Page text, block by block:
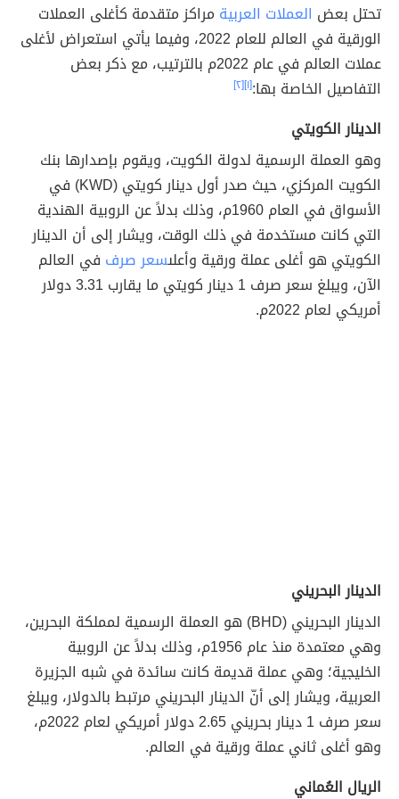
تحتل بعض العملات العربية مراكز متقدمة كأغلى العملات
الورقية في العالم للعام 2022، وفيما يأتي استعراض لأغلى
عملات العالم في عام 2022م بالترتيب، مع ذكر بعض
التفاصيل الخاصة بها:[١] [٢]
الدينار الكويتي
وهو العملة الرسمية لدولة الكويت، ويقوم بإصدارها بنك
الكويت المركزي، حيث صدر أول دينار كويتي (KWD)
في
الأسواق في العام 1960م، وذلك بدلاً عن الروبية الهندية
التي كانت مستخدمة في ذلك الوقت، ويشار إلى أن الدينار
الكويتي هو أغلى عملة ورقية وأعلىسعر صرف في العالم
الآن، ويبلغ سعر صرف 1 دينار كويتي ما يقارب 3.31 دولار
أمريكي لعام 2022م.
الدينار البحريني
الدينار البحريني (BHD)
هو العملة الرسمية لمملكة البحرين،
وهي معتمدة منذ عام 1956م، وذلك بدلاً عن الروبية
الخليجية؛ وهي عملة قديمة كانت سائدة في شبه الجزيرة
العربية، ويشار إلى أنّ الدينار البحريني مرتبط بالدولار، ويبلغ
سعر صرف 1 دينار بحريني 2.65 دولار أمريكي لعام 2022م،
وهو أغلى ثاني عملة ورقية في العالم.
الريال العُماني